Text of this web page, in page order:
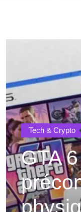
Tech & Crypto
GTA